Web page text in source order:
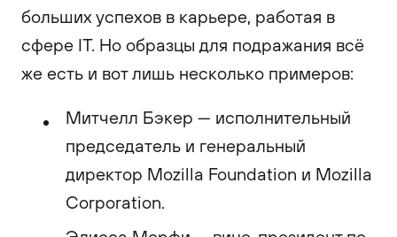
больших успехов в карьере, работая в
сфере IT. Но образцы для подражания всё
же есть и вот лишь несколько примеров:
Митчелл Бэкер — исполнительный
председатель и генеральный
директор Mozilla Foundation и Mozilla
Corporation.